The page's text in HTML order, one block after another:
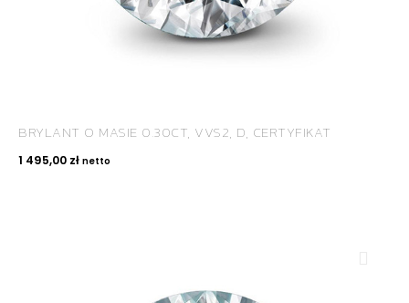
BRYLANT O MASIE 0.30CT, VVS2, D, CERTYFIKAT
1 495,00 zł netto